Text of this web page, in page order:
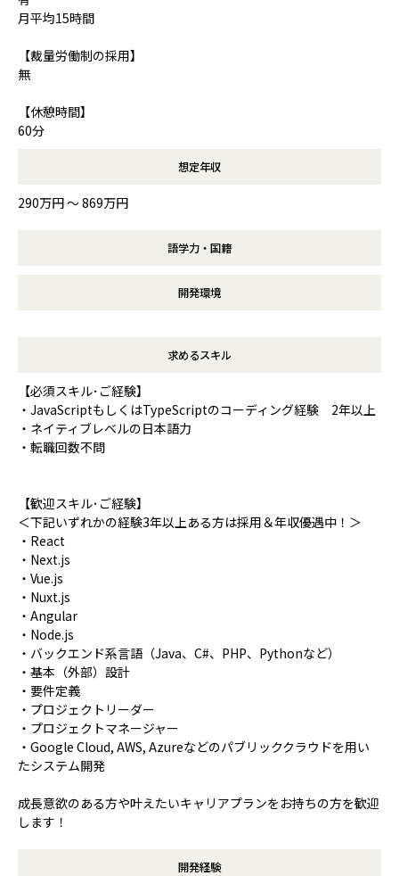
月平均15時間
【裁量労働制の採用】
無
【休憩時間】
60分
想定年収
290万円 〜 869万円
語学力・国籍
開発環境
求めるスキル
【必須スキル･ご経験】
・JavaScriptもしくはTypeScriptのコーディング経験 2年以上
・ネイティブレベルの日本語力
・転職回数不問
【歓迎スキル･ご経験】
＜下記いずれかの経験3年以上ある方は採用＆年収優遇中！＞
・React
・Next.js
・Vue.js
・Nuxt.js
・Angular
・Node.js
・バックエンド系言語（Java、C#、PHP、Pythonなど）
・基本（外部）設計
・要件定義
・プロジェクトリーダー
・プロジェクトマネージャー
・Google Cloud, AWS, Azureなどのパブリッククラウドを用い
たシステム開発
成長意欲のある方や叶えたいキャリアプランをお持ちの方を歓迎
します！
開発経験